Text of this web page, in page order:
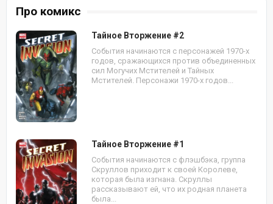
Про комикс
Тайное Вторжение #2
События начинаются с персонажей 1970-х
годов, сражающихся против объединенных
сил Могучих Мстителей и Тайных
Мстителей. Персонажи 1970-х годов...
Тайное Вторжение #1
События начинаются с флэшбэка, группа
Скруллов приходит к своей Королеве,
которая была изгнана. Скруллы
рассказывают ей, что их родная планета
была...